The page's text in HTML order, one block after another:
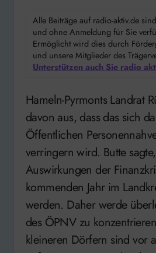
Alle Beiträge auf radio-aktiv.de
und ohne Anmeldung für Sie
Ermöglicht wird dies durch
und unsere Mitglieder des
Unterstützen auch Sie radio
Hameln-Pyrmonts Landrat Rüdiger Butte geht
davon aus, dass das sich
Öffentlichen
verringern wird. Butte
Auswirkungen der
kommenden Jahr im
werden. Daher werde
des ÖPNV zu
kleineren Dörfern sind vor